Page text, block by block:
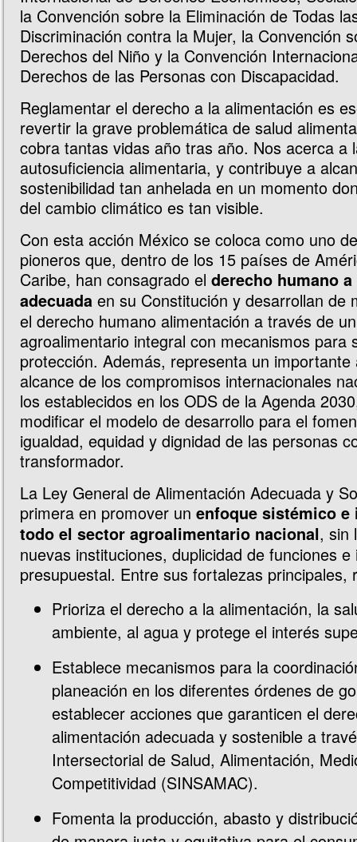
la Convención sobre la Eliminación de Todas
Discriminación contra la Mujer, la Convención
Derechos del Niño y la Convención
Derechos de las Personas con Discapacidad.
Reglamentar el derecho a la alimentación es
revertir la grave problemática de salud
cobra tantas vidas año tras año. Nos acerca a
autosuficiencia alimentaria, y contribuye a
sostenibilidad tan anhelada en un momento
del cambio climático es tan visible.
Con esta acción México se coloca como uno
pioneros que, dentro de los 15 países de
Caribe, han consagrado el derecho humano
adecuada en su Constitución y desarrollan de
el derecho humano alimentación a través de
agroalimentario integral con mecanismos para
protección. Además, representa un importante
alcance de los compromisos internacionales
los establecidos en los ODS de la Agenda
modificar el modelo de desarrollo para el
igualdad, equidad y dignidad de las personas
transformador.
La Ley General de Alimentación Adecuada y
primera en promover un enfoque sistémico e
todo el sector agroalimentario nacional, sin
nuevas instituciones, duplicidad de funciones e
presupuestal. Entre sus fortalezas principales,
Prioriza el derecho a la alimentación, la
ambiente, al agua y protege el interés
Establece mecanismos para la
planeación en los diferentes órdenes de
establecer acciones que garanticen el
alimentación adecuada y sostenible a
Intersectorial de Salud, Alimentación,
Competitividad (SINSAMAC).
Fomenta la producción, abasto y